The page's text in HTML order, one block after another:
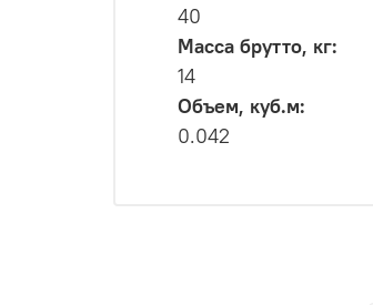
40
Масса брутто, кг:
14
Объем, куб.м:
0.042